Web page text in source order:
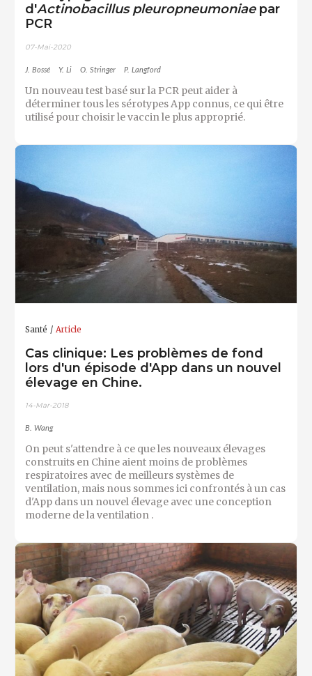
d'Actinobacillus pleuropneumoniaepar
PCR
07-Mai-2020
J. Bossé Y. Li O. Stringer P. Langford
Un nouveau test basé sur la PCR peut aider à
déterminer tous les sérotypes App connus, ce qui être
utilisé pour choisir le vaccin le plus approprié.
Santé Article
Cas clinique: Les problèmes de fond
lors d'un épisode d'App dans un nouvel
élevage en Chine.
14-Mar-2018
B. Wang
On peut s'attendre à ce que les nouveaux élevages
construits en Chine aient moins de problèmes
respiratoires avec de meilleurs systèmes de
ventilation, mais nous sommes ici confrontés à un cas
d'App dans un nouvel élevage avec une conception
moderne de la ventilation .